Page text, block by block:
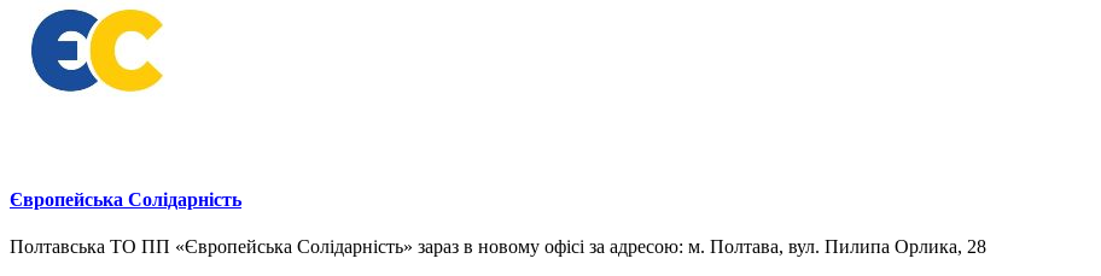
Європейська Солідарність
Полтавська ТО ПП «Європейська Солідарність» зараз в новому офісі за адресою: м. Полтава, вул. Пилипа Орлика, 28